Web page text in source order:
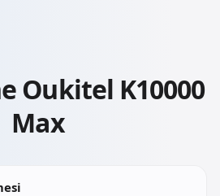
Oukitel K10000
Max